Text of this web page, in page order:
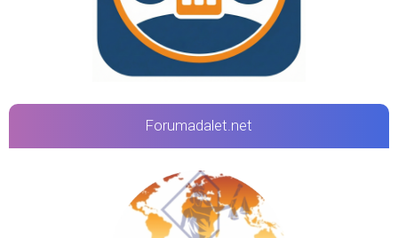
Forumadalet.net